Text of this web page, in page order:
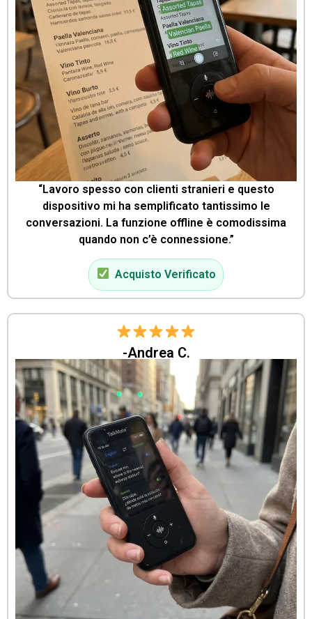
“Lavoro spesso con clienti stranieri e questo
dispositivo mi ha semplificato tantissimo le
conversazioni. La funzione offline è comodissima
quando non c’è connessione.”
Acquisto Verificato
-Andrea C.